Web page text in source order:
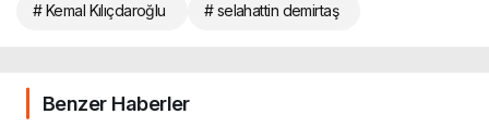
# Kemal Kılıçdaroğlu # selahattin demirtaş
Benzer Haberler